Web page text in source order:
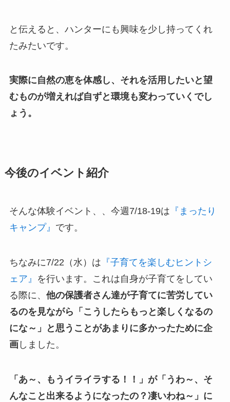
と伝えると、ハンターにも興味を少し持ってくれ
たみたいです。
実際に自然の恵を体感し、それを活用したいと望
むものが増えれば自ずと環境も変わっていくでし
ょう。
今後のイベント紹介
そんな体験イベント、、今週7/18-19は 『まったり
キャンプ』 です。
ちなみに7/22（水）は 『子育てを楽しむヒントシ
ェア』
を行います。これは自身が子育てをしてい
る際に、 他の保護者さん達が子育てに苦労してい
るのを見ながら「こうしたらもっと楽しくなるの
にな～」と思うことがあまりに多かったために企
画しました。
「あ～、もうイライラする！！」が「うわ～、そ
んなこと出来るようになったの？凄いわね～」に